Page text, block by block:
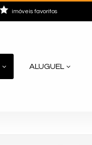
imóveis favoritos
ALUGUEL